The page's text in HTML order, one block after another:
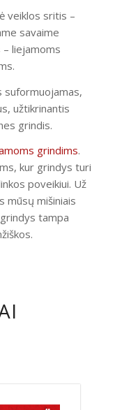
veiklos sritis –
savaime
– liejamoms
suformuojamas,
užtikrinantis
grindis.
grindims.
kur grindys turi
poveikiui. Už
mūsų mišiniais
tampa